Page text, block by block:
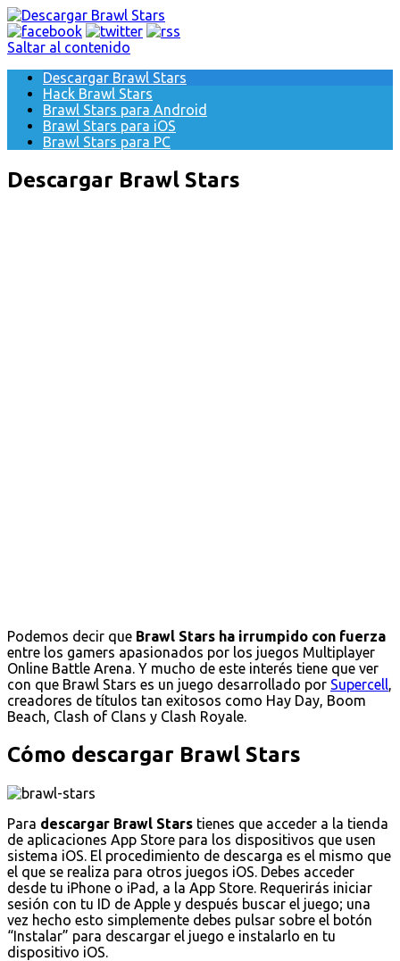
Saltar al contenido
Descargar Brawl Stars
Hack Brawl Stars
Brawl Stars para Android
Brawl Stars para iOS
Brawl Stars para PC
Descargar Brawl Stars
Podemos decir que Brawl Stars ha irrumpido con fuerza
entre los gamers apasionados por los juegos Multiplayer
Online Battle Arena. Y mucho de este interés tiene que ver
con que Brawl Stars es un juego desarrollado por Supercell,
creadores de títulos tan exitosos como Hay Day, Boom
Beach, Clash of Clans y Clash Royale.
Cómo descargar Brawl Stars
Para descargar Brawl Stars tienes que acceder a la tienda
de aplicaciones App Store para los dispositivos que usen
sistema iOS. El procedimiento de descarga es el mismo que
el que se realiza para otros juegos iOS. Debes acceder
desde tu iPhone o iPad, a la App Store. Requerirás iniciar
sesión con tu ID de Apple y después buscar el juego; una
vez hecho esto simplemente debes pulsar sobre el botón
“Instalar” para descargar el juego e instalarlo en tu
dispositivo iOS.